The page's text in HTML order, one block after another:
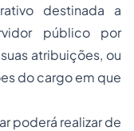
destinada a
público por
atribuições, ou
do cargo em que
poderá realizar de